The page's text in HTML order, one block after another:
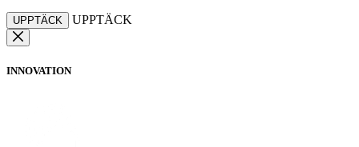
UPPTÄCK UPPTÄCK
INNOVATION